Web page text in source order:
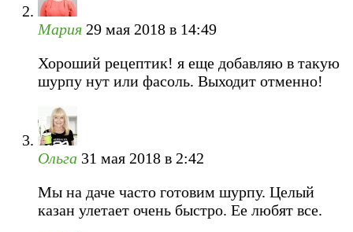
Мария 29 мая 2018 в 14:49
Хороший рецептик! я еще добавляю в такую
шурпу нут или фасоль. Выходит отменно!
Ольга 31 мая 2018 в 2:42
Мы на даче часто готовим шурпу. Целый
казан улетает очень быстро. Ее любят все.